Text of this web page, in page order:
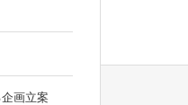
画立案